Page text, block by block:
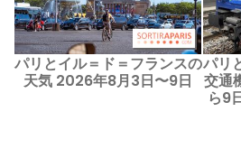
パリとイル＝ド＝フランスの
天気 2026年8月3日〜9日
パリ
交通
ら9